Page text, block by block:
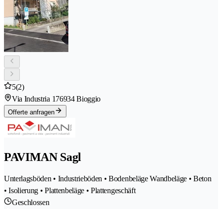
5(2)
Via Industria 176934 Bioggio
Offerte anfragen
PAVIMAN Sagl
Unterlagsböden • Industrieböden • Bodenbeläge Wandbeläge • Beton
• Isolierung • Plattenbeläge • Plattengeschäft
Geschlossen